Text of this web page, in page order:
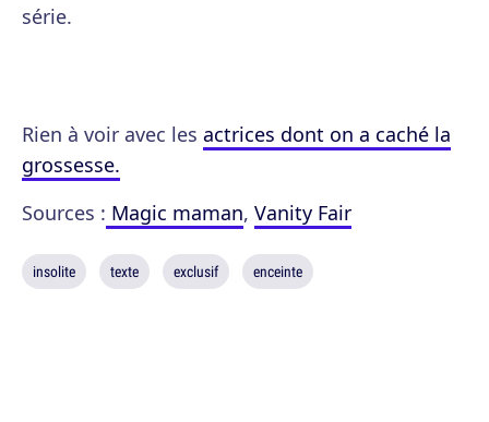
série.
Rien à voir avec les actrices dont on a caché la
grossesse.
Sources : Magic maman, Vanity Fair
insolite texte exclusif enceinte